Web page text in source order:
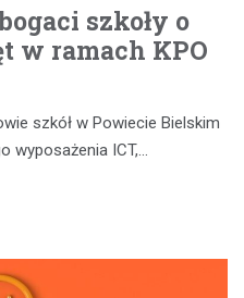
szkoły o
w ramach KPO
szkół w Powiecie Bielskim
ICT,…